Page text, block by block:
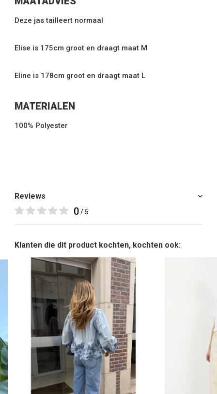
Deze jas tailleert normaal
Elise is 175cm groot en draagt maat M
Eline is 178cm groot en draagt maat L
MATERIALEN
100% Polyester
Reviews
0/ 5
Klanten die dit product kochten, kochten ook: